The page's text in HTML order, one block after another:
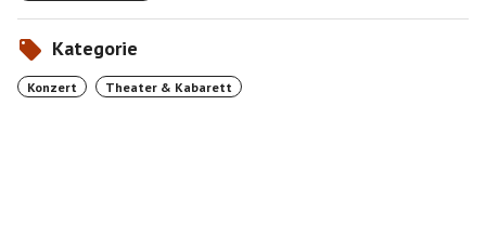
Kategorie
Konzert Theater & Kabarett